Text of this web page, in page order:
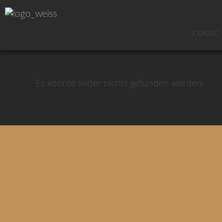
CLASSIC
Es konnte leider nichts gefunden werden.